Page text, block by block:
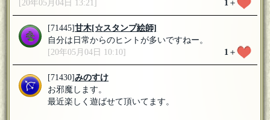
[20年05月04日 13:21] 1＋
[71445]甘木[☆スタンプ絵師]
自分は日常からのヒントが多いですねー。
[20年05月04日 10:10]
1＋
[71430]みのすけ
お邪魔します。
最近楽しく遊ばせて頂いてます。